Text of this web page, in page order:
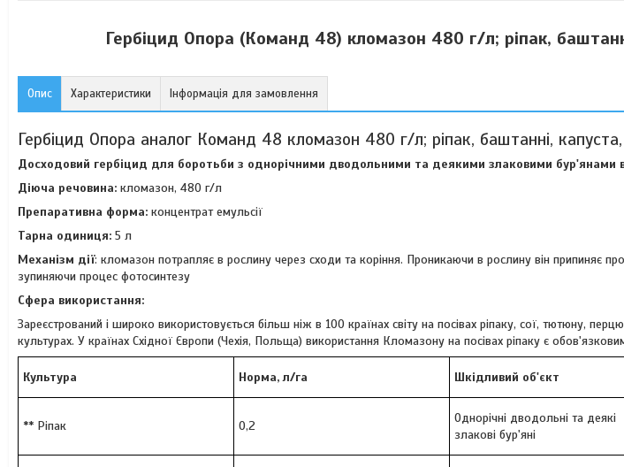
Гербіцид Опора (Команд 48) кломазон 480 г/л; ріпак,
Опис Характеристики Інформація для замовлення
Гербіцид Опора аналог Команд 48 кломазон 480 г/л; ріпак, баштанні,
Досходовий гербіцид для боротьби з однорічними дводольними та деякими злаковими бур'янами в
Діюча речовина: кломазон, 480 г/л
Препаративна форма: концентрат емульсії
Тарна одиниця: 5 л
Механізм дії: кломазон потрапляє в рослину через сходи та коріння. Проникаючи в рослину він припиняє
зупиняючи процес фотосинтезу
Сфера використання:
Зареєстрований і широко використовується більш ніж в 100 країнах світу на посівах ріпаку, сої, тютюну,
культурах. У країнах Східної Європи (Чехія, Польща) використання Кломазону на посівах ріпаку є
Культура Норма, л/га Шкідливий об'єкт
** Ріпак 0,2
Однорічні дводольні та деякі
злакові бур'яні